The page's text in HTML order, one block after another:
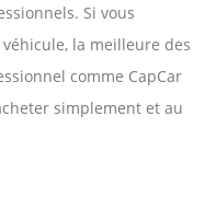
Si vous
la meilleure des
comme CapCar
simplement et au